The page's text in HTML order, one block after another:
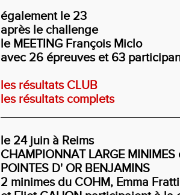
également le 23
après le challenge
le MEETING François Miclo
avec 26 épreuves et 63
les résultats CLUB
les résultats complets
le 24 juin à Reims
CHAMPIONNAT LARGE MINIMES
POINTES D' OR BENJAMINS
2 minimes du COHM, Emma